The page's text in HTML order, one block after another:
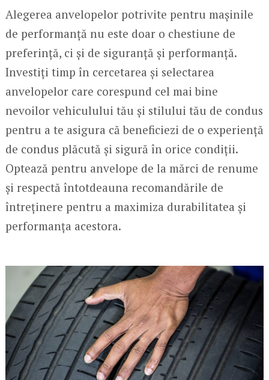
Alegerea anvelopelor potrivite pentru mașinile
de performanță nu este doar o chestiune de
preferință, ci și de siguranță și performanță.
Investiți timp în cercetarea și selectarea
anvelopelor care corespund cel mai bine
nevoilor vehiculului tău și stilului tău de condus
pentru a te asigura că beneficiezi de o experiență
de condus plăcută și sigură în orice condiții.
Optează pentru anvelope de la mărci de renume
și respectă întotdeauna recomandările de
întreținere pentru a maximiza durabilitatea și
performanța acestora.